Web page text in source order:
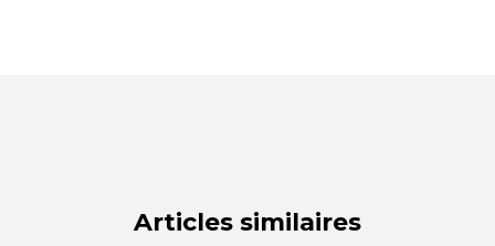
Articles similaires